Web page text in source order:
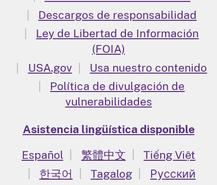
Descargos de responsabilidad
Ley de Libertad de Información
(FOIA)
USA.gov
Usa nuestro contenido
Política de divulgación de
vulnerabilidades
Asistencia lingüística disponible
Español
繁體中文
Tiếng Việt
한국어
Tagalog
Русский